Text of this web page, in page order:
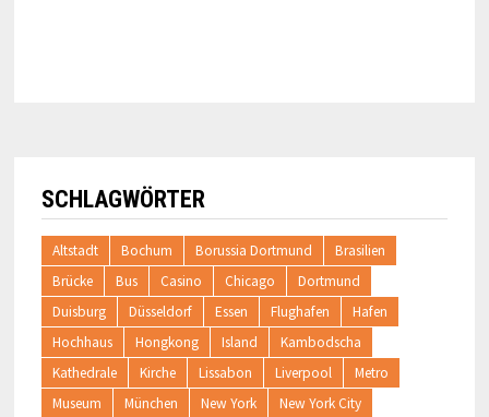
SCHLAGWÖRTER
Altstadt Bochum Borussia Dortmund
Brasilien
Brücke
Bus Casino Chicago
Dortmund
Duisburg
Düsseldorf Essen Flughafen
Hafen
Hochhaus
Hongkong Island
Kambodscha
Kathedrale
Kirche Lissabon Liverpool
Metro
Museum
München New York
New York City